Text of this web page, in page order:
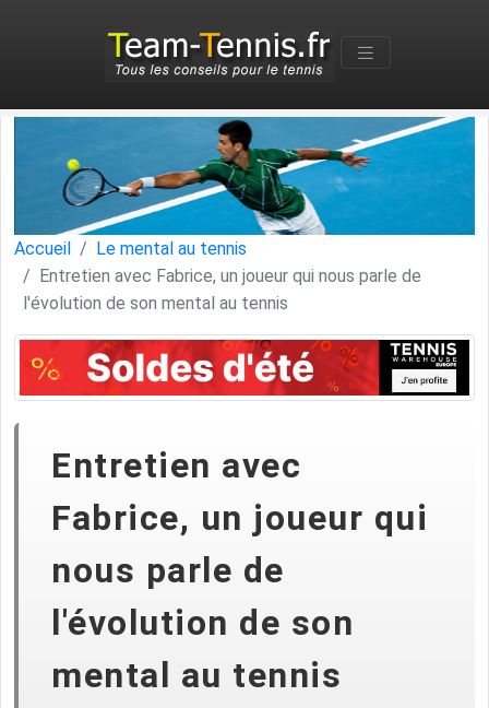
Accueil
Le mental au tennis
Entretien avec Fabrice, un joueur qui nous parle de
l'évolution de son mental au tennis
Entretien avec
Fabrice, un joueur qui
nous parle de
l'évolution de son
mental au tennis